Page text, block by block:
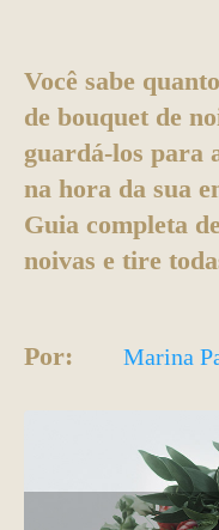
Você sabe
de bouquet de
guardá-los para
na hora da sua
Guia completa
noivas e tire
Por: Marina